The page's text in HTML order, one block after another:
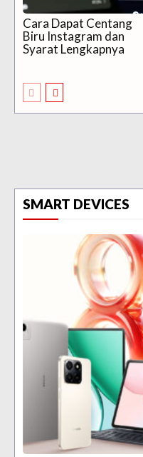
Cara Dapat Centang
Biru Instagram dan
Syarat Lengkapnya
SMART DEVICES